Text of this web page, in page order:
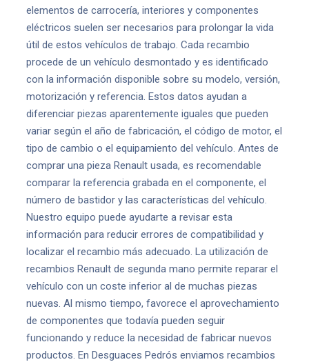
elementos de carrocería, interiores y componentes
eléctricos suelen ser necesarios para prolongar la vida
útil de estos vehículos de trabajo. Cada recambio
procede de un vehículo desmontado y es identificado
con la información disponible sobre su modelo, versión,
motorización y referencia. Estos datos ayudan a
diferenciar piezas aparentemente iguales que pueden
variar según el año de fabricación, el código de motor, el
tipo de cambio o el equipamiento del vehículo. Antes de
comprar una pieza Renault usada, es recomendable
comparar la referencia grabada en el componente, el
número de bastidor y las características del vehículo.
Nuestro equipo puede ayudarte a revisar esta
información para reducir errores de compatibilidad y
localizar el recambio más adecuado. La utilización de
recambios Renault de segunda mano permite reparar el
vehículo con un coste inferior al de muchas piezas
nuevas. Al mismo tiempo, favorece el aprovechamiento
de componentes que todavía pueden seguir
funcionando y reduce la necesidad de fabricar nuevos
productos. En Desguaces Pedrós enviamos recambios